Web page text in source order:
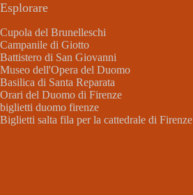
Esplorare
Cupola del Brunelleschi
Campanile di Giotto
Battistero di San Giovanni
Museo dell'Opera del Duomo
Basilica di Santa Reparata
Orari del Duomo di Firenze
biglietti duomo firenze
Biglietti salta fila per la cattedrale di Firenze